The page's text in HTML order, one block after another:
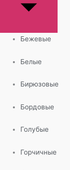
Бежевые
Белые
Бирюзовые
Бордовые
Голубые
Горчичные